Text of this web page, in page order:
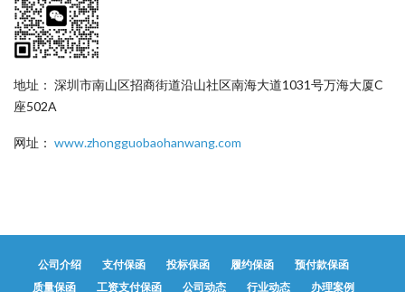
地址： 深圳市南山区招商街道沿山社区南海大道1031号万海大厦C
座502A
网址： www.zhongguobaohanwang.com
公司介绍 支付保函 投标保函 履约保函
预付款保函
质量保函
工资支付保函 公司动态 行业动态 办理案例